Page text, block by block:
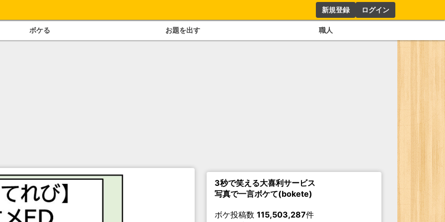
新規登録 ログイン
ボケる お題を出す 職人
3秒で笑える大喜利サービス
写真で一言ボケて(bokete)
ボケ投稿数 115,503,287件